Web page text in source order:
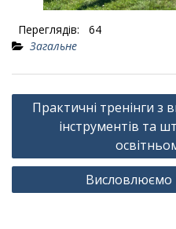
Переглядів:
64
Загальне
Навігація
записів
Практичні тренінги з
інструментів та
Висловлюємо